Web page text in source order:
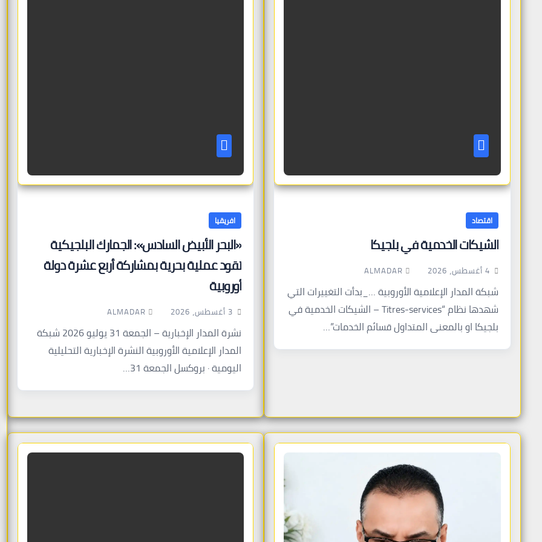
اقتصاد
الشيكات الخدمية في بلجيكا
4 أغسطس، 2026 ALMADAR
شبكة المدار الإعلامية الأوروبية …_بدأت التغييرات التي
شهدها نظام “Titres-services – الشيكات الخدمية في
بلجيكا او بالمعنى المتداول قسائم الخدمات”…
افريقيا
«البحر الأبيض السادس»: الجمارك البلجيكية
تقود عملية بحرية بمشاركة أربع عشرة دولة
أوروبية
3 أغسطس، 2026 ALMADAR
نشرة المدار الإخبارية – الجمعة 31 يوليو 2026 شبكة
المدار الإعلامية الأوروبية النشرة الإخبارية التحليلية
اليومية · بروكسل الجمعة 31…